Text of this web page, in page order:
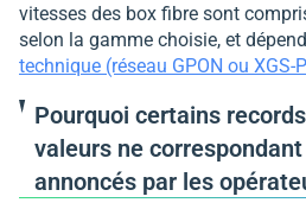
vitesses des box fibre sont
selon la gamme choisie, et
technique (réseau GPON ou XGS-
Pourquoi certains
valeurs ne
annoncés par les